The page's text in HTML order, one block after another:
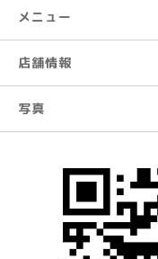
メニュー
店舗情報
写真